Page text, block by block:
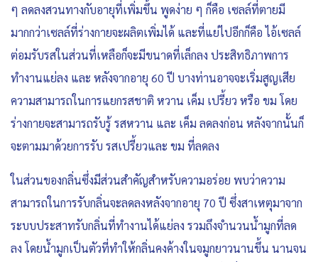
ๆ ลดลงสวนทางกับอายุที่เพิ่มขึ้น พูดง่าย ๆ ก็คือ เซลล์ที่ตายมี
มากกว่าเซลล์ที่ร่างกายจะผลิตเพิ่มได้ และที่แย่ไปอีกก็คือ ไอ้เซลล์
ต่อมรับรสในส่วนที่เหลือก็จะมีขนาดที่เล็กลง ประสิทธิภาพการ
ทำงานแย่ลง และ หลังจากอายุ 60 ปี บางท่านอาจจะเริ่มสูญเสีย
ความสามารถในการแยกรสชาติ หวาน เค็ม เปรี้ยว หรือ ขม โดย
ร่างกายจะสามารถรับรู้ รสหวาน และ เค็ม ลดลงก่อน หลังจากนั้นก็
จะตามมาด้วยการรับ รสเปรี้ยวและ ขม ที่ลดลง
ในส่วนของกลิ่นซึ่งมีส่วนสำคัญสำหรับความอร่อย พบว่าความ
สามารถในการรับกลิ่นจะลดลงหลังจากอายุ 70 ปี ซึ่งสาเหตุมาจาก
ระบบประสาทรับกลิ่นที่ทำงานได้แย่ลง รวมถึงจำนวนน้ำมูกที่ลด
ลง โดยน้ำมูกเป็นตัวที่ทำให้กลิ่นคงค้างในจมูกยาวนานขึ้น นานจน